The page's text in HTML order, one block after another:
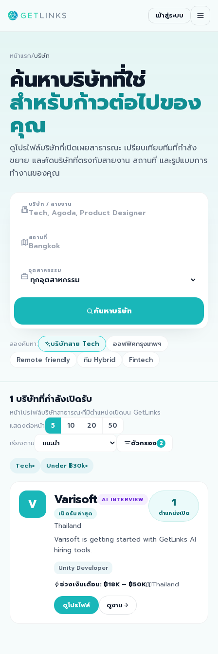
เข้าสู่ระบบ
หน้าแรก/บริษัท
ค้นหาบริษัทที่ใช่
สำหรับก้าวต่อไปของ
คุณ
ดูโปรไฟล์บริษัทที่เปิดเผยสาธารณะ เปรียบเทียบทีมที่กำลัง
ขยาย และคัดบริษัทที่ตรงกับสายงาน สถานที่ และรูปแบบการ
ทำงานของคุณ
บริษัท / สายงาน
สถานที่
อุตสาหกรรม
ค้นหาบริษัท
ลองค้นหา: บริษัทสาย Tech
ออฟฟิศกรุงเทพฯ
Remote friendly
ทีม Hybrid Fintech
1 บริษัทที่กำลังเปิดรับ
หน้าโปรไฟล์บริษัทสาธารณะที่มีตำแหน่งเปิดบน GetLinks
แสดงต่อหน้า
5 10 20
50
เรียงตาม
ตัวกรอง 2
Tech× Under ฿30k×
V Varisoft
AI INTERVIEW
เปิดรับล่าสุด
Thailand
1
ตำแหน่งเปิด
Varisoft is getting started with GetLinks AI
hiring tools.
Unity Developer
ช่วงเงินเดือน: ฿18K – ฿50K Thailand
ดูโปรไฟล์ ดูงาน